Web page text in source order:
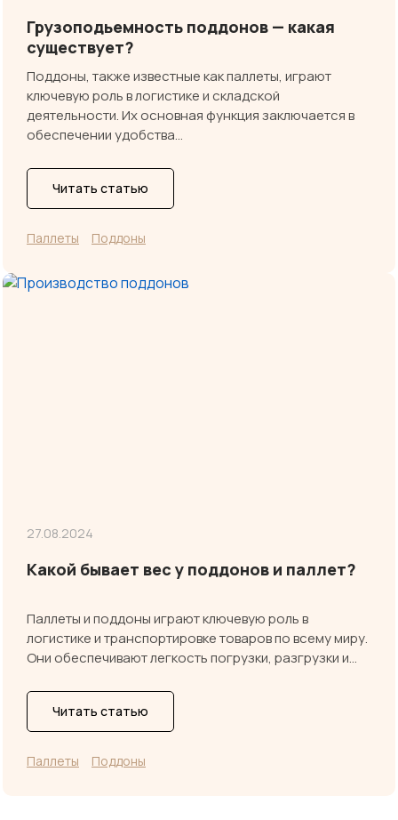
Грузоподьемность поддонов — какая
существует?
Поддоны, также известные как паллеты, играют
ключевую роль в логистике и складской
деятельности. Их основная функция заключается в
обеспечении удобства…
Читать статью
Паллеты Поддоны
27.08.2024
Какой бывает вес у поддонов и паллет?
Паллеты и поддоны играют ключевую роль в
логистике и транспортировке товаров по всему миру.
Они обеспечивают легкость погрузки, разгрузки и…
Читать статью
Паллеты Поддоны